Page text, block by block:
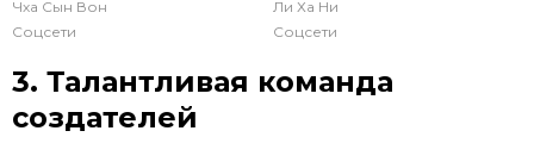
Чха Сын Вон
Соцсети
Ли Ха Ни
Соцсети
3. Талантливая команда
создателей